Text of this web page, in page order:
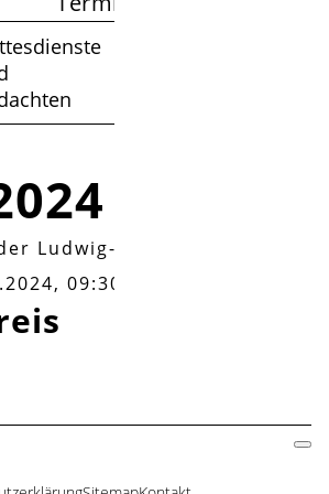
Ludwig-Harms Kirche,
09:30 Uhr